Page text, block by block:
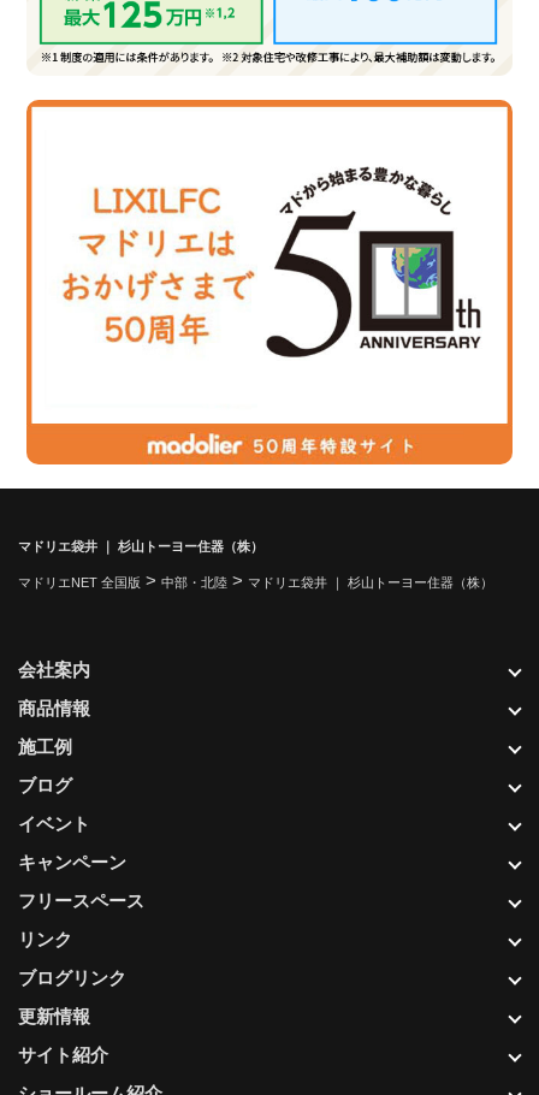
マドリエ袋井 ｜ 杉山トーヨー住器（株）
マドリエNET 全国版 > 中部・北陸 > マドリエ袋井 ｜ 杉山トーヨー住器（株）
更新情報
サイト紹介
会社案内
商品情報
施工例
ブログ
イベント
キャンペーン
フリースペース
リンク
ブログリンク